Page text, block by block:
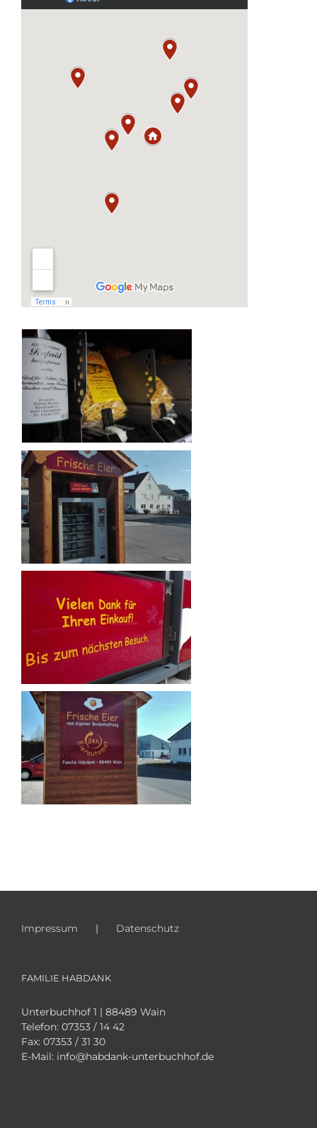
Impressum Datenschutz
FAMILIE HABDANK
Unterbuchhof 1 | 88489 Wain
Telefon: 07353 / 14 42
Fax: 07353 / 31 30
E-Mail: info@habdank-unterbuchhof.de